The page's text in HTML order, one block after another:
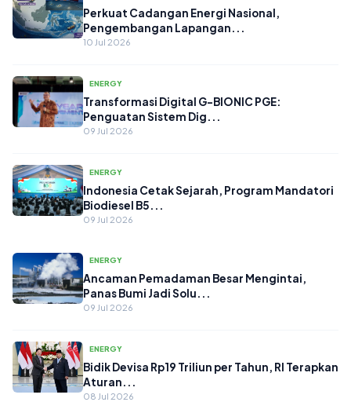
Perkuat Cadangan Energi Nasional,
Pengembangan Lapangan...
10 Jul 2026
ENERGY
Transformasi Digital G-BIONIC PGE:
Penguatan Sistem Dig...
09 Jul 2026
ENERGY
Indonesia Cetak Sejarah, Program Mandatori
Biodiesel B5...
09 Jul 2026
ENERGY
Ancaman Pemadaman Besar Mengintai,
Panas Bumi Jadi Solu...
09 Jul 2026
ENERGY
Bidik Devisa Rp19 Triliun per Tahun, RI Terapkan
Aturan...
08 Jul 2026